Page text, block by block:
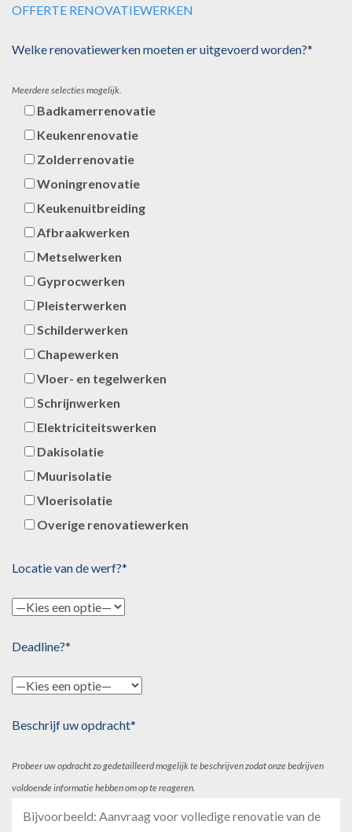
OFFERTE RENOVATIEWERKEN
Welke renovatiewerken moeten er uitgevoerd worden?*
Meerdere selecties mogelijk.
Badkamerrenovatie
Keukenrenovatie
Zolderrenovatie
Woningrenovatie
Keukenuitbreiding
Afbraakwerken
Metselwerken
Gyprocwerken
Pleisterwerken
Schilderwerken
Chapewerken
Vloer- en tegelwerken
Schrijnwerken
Elektriciteitswerken
Dakisolatie
Muurisolatie
Vloerisolatie
Overige renovatiewerken
Locatie van de werf?*
Deadline?*
Beschrijf uw opdracht*
Probeer uw opdracht zo gedetailleerd mogelijk te beschrijven zodat onze bedrijven
voldoende informatie hebben om op te reageren.